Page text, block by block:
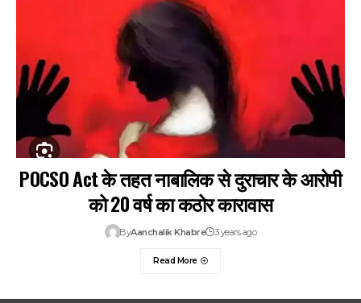
POCSO Act के तहत नाबालिक से दुराचार के आरोपी
को 20 वर्ष का कठोर कारावास
ByAanchalik Khabre 3 years ago
Read More